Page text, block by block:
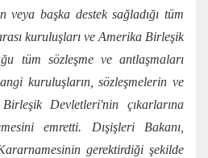
başka destek sağladığı tüm
kuruluşları ve Amerika Birleşik
tüm sözleşme ve antlaşmaları
kuruluşların, sözleşmelerin ve
Devletleri'nin çıkarlarına
emretti. Dışişleri Bakanı,
gerektirdiği şekilde